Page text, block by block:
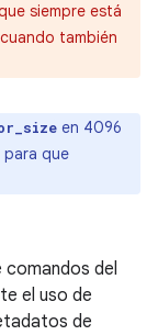
siempre está
también
en 4096
para que
comandos del
el uso de
de